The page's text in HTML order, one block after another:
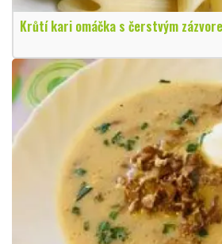
Krůtí kari omáčka s čerstvým